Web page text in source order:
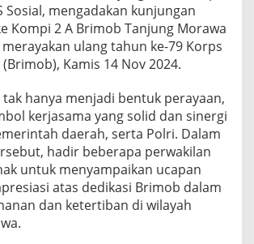
t
T
a
n
u
n
g
M
o
a
w
a
Sosial, mengadakan kunjungan
Kompi 2 A Brimob Tanjung Morawa
ulang tahun ke-79 Korps
Kamis 14 Nov 2024.
hanya menjadi bentuk perayaan,
kerjasama yang solid dan sinergi
daerah, serta Polri. Dalam
hadir beberapa perwakilan
untuk menyampaikan ucapan
atas dedikasi Brimob dalam
dan ketertiban di wilayah